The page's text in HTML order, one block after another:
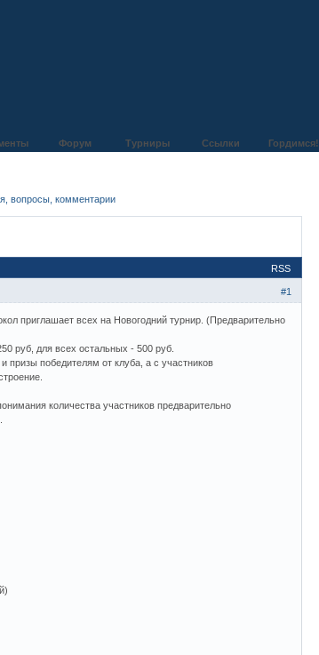
Форум Турниры Ссылки Гордимся!
вопросы, комментарии
RSS
#1
приглашает всех на Новогодний турнир. (Предварительно
руб, для всех остальных - 500 руб.
призы победителям от клуба, а с участников
количества участников предварительно